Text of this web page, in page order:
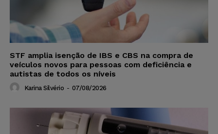
STF amplia isenção de IBS e CBS na compra de
veículos novos para pessoas com deficiência e
autistas de todos os níveis
Karina Silvério - 07/08/2026